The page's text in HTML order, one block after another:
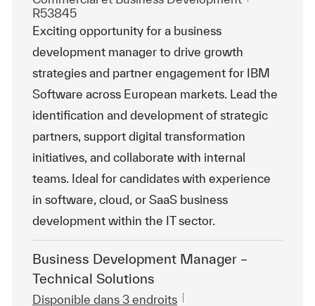
R53845
Exciting opportunity for a business
development manager to drive growth
strategies and partner engagement for IBM
Software across European markets. Lead the
identification and development of strategic
partners, support digital transformation
initiatives, and collaborate with internal
teams. Ideal for candidates with experience
in software, cloud, or SaaS business
development within the IT sector.
Business Development Manager –
Technical Solutions
Disponible dans 3 endroits